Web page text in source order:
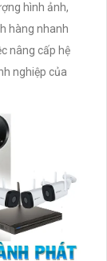
hình ảnh,
hàng nhanh
nâng cấp hệ
nghiệp của